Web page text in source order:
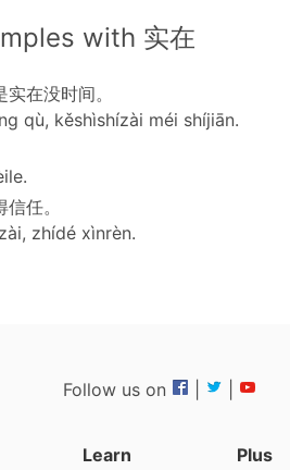
with 实在
在没时间。
qù, kěshìshízài méi shíjiān.
任。
zhídé xìnrèn.
Follow us on
Learn Plus